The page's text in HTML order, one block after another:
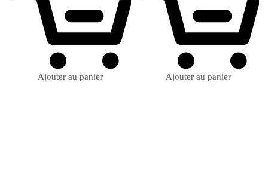
Ajouter au panier Ajouter au panier